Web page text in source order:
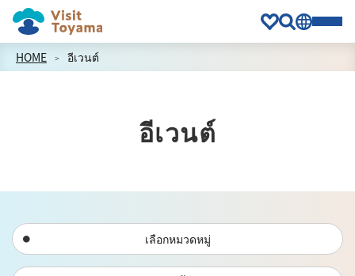
HOME อีเวนต์
อีเวนต์
เลือกหมวดหมู่